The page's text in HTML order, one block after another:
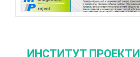
ИНСТИТУТ